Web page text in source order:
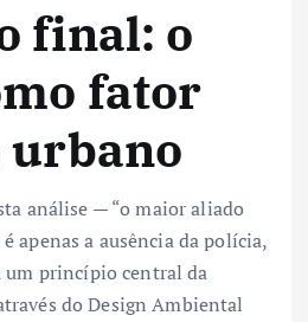
final: o
fator
urbano
análise — “o maior aliado
apenas a ausência da polícia,
princípio central da
do Design Ambiental